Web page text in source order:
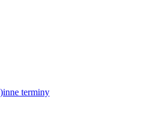
inne terminy